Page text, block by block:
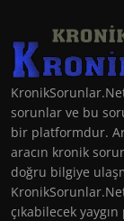
sorunlar ve bu
bir platformdur.
aracın kronik
doğru bilgiye
çıkabilecek